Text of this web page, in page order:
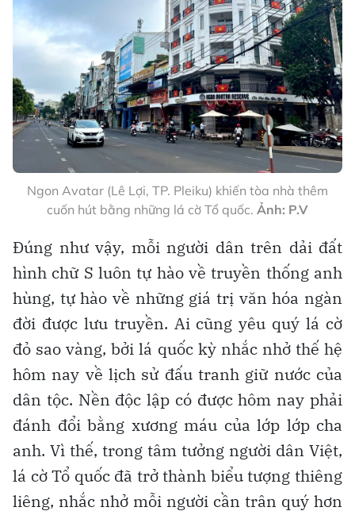
Ngon Avatar (Lê Lợi, TP. Pleiku) khiến tòa nhà thêm
cuốn hút bằng những lá cờ Tổ quốc. Ảnh: P.V
Đúng như vậy, mỗi người dân trên dải đất
hình chữ S luôn tự hào về truyền thống anh
hùng, tự hào về những giá trị văn hóa ngàn
đời được lưu truyền. Ai cũng yêu quý lá cờ
đỏ sao vàng, bởi lá quốc kỳ nhắc nhở thế hệ
hôm nay về lịch sử đấu tranh giữ nước của
dân tộc. Nền độc lập có được hôm nay phải
đánh đổi bằng xương máu của lớp lớp cha
anh. Vì thế, trong tâm tưởng người dân Việt,
lá cờ Tổ quốc đã trở thành biểu tượng thiêng
liêng, nhắc nhở mỗi người cần trân quý hơn